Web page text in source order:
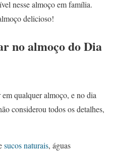
nesse almoço em família.
delicioso!
no almoço do Dia
qualquer almoço, e no dia
considerou todos os detalhes,
sucos naturais, águas